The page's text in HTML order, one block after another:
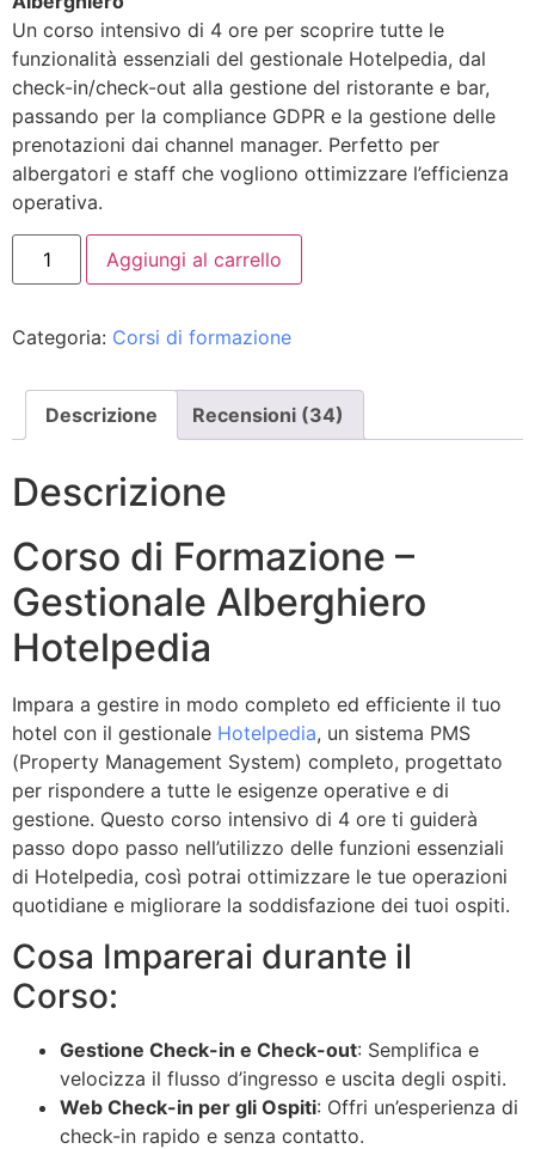
recensioni
Un corso intensivo di 4 ore per scoprire tutte le
funzionalità essenziali del gestionale Hotelpedia, dal
check-in/check-out alla gestione del ristorante e bar,
passando per la compliance GDPR e la gestione delle
prenotazioni dai channel manager. Perfetto per
albergatori e staff che vogliono ottimizzare l’efficienza
operativa.
Aggiungi al carrello
Categoria: Corsi di formazione
Descrizione Recensioni (34)
Descrizione
Corso di Formazione –
Gestionale Alberghiero
Hotelpedia
Impara a gestire in modo completo ed efficiente il tuo
hotel con il gestionale Hotelpedia, un sistema PMS
(Property Management System) completo, progettato
per rispondere a tutte le esigenze operative e di
gestione. Questo corso intensivo di 4 ore ti guiderà
passo dopo passo nell’utilizzo delle funzioni essenziali
di Hotelpedia, così potrai ottimizzare le tue operazioni
quotidiane e migliorare la soddisfazione dei tuoi ospiti.
Cosa Imparerai durante il
Corso:
Gestione Check-in e Check-out: Semplifica e
velocizza il flusso d’ingresso e uscita degli ospiti.
Web Check-in per gli Ospiti: Offri un’esperienza di
check-in rapido e senza contatto.